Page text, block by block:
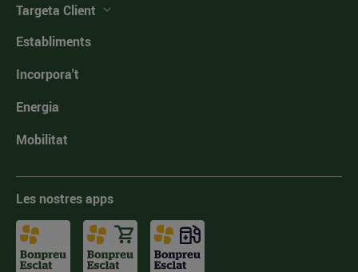
Targeta Client
Establiments
Incorpora't
Energia
Mobilitat
Les nostres apps